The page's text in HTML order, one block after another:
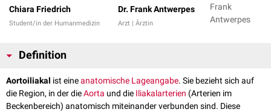
Chiara Friedrich
Student/in der Humanmedizin
Dr. Frank Antwerpes
Arzt | Ärztin
Frank
Antwerpes
Definition
Aortoiliakal ist eineanatomische Lageangabe. Sie bezieht sich auf
die Region, in der dieAorta und die Iliakalarterien (Arterien im
Beckenbereich) anatomisch miteinander verbunden sind. Diese